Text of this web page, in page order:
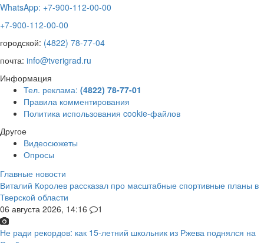
WhatsApp: +7-900-112-00-00
+7-900-112-00-00
городской: (4822) 78-77-04
почта: info@tverigrad.ru
Информация
Тел. реклама: (4822) 78-77-01
Правила комментирования
Политика использования cookie-файлов
Другое
Видеосюжеты
Опросы
Главные новости
Виталий Королев рассказал про масштабные спортивные планы в
Тверской области
06 августа 2026, 14:16
1
Не ради рекордов: как 15-летний школьник из Ржева поднялся на